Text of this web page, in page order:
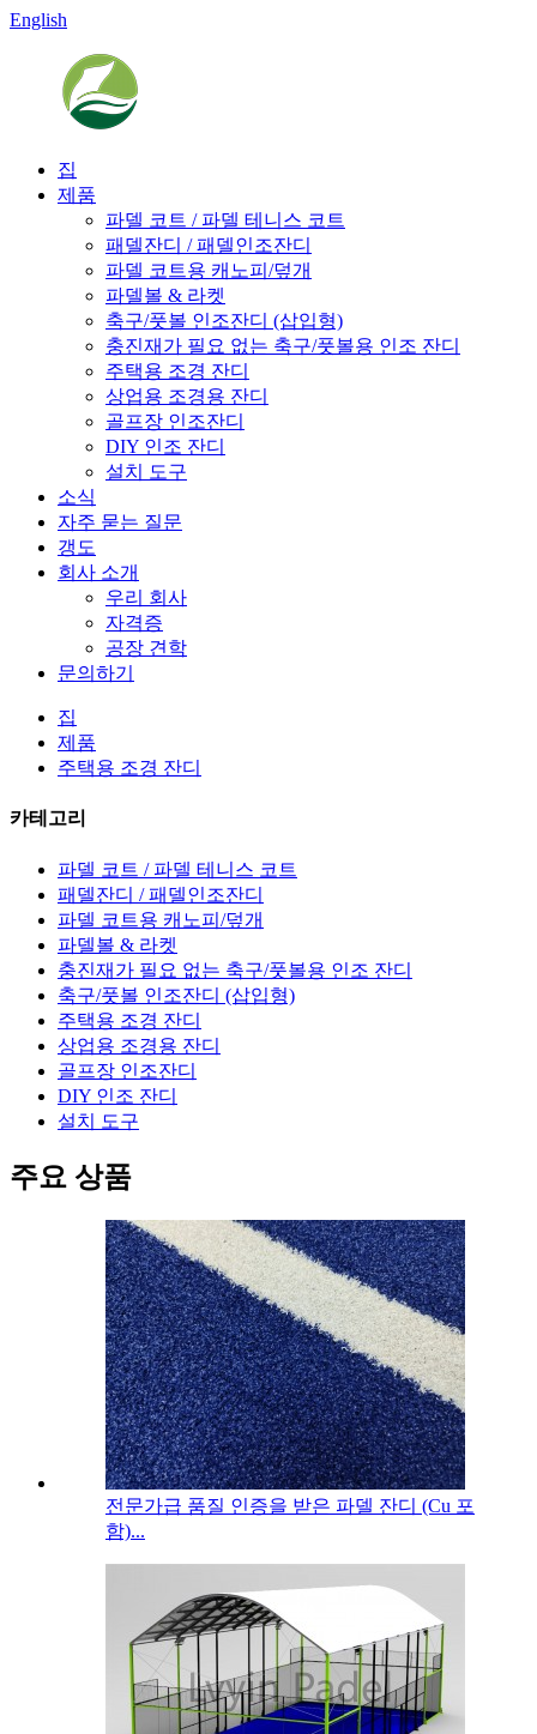
English
집
제품
파델 코트 / 파델 테니스 코트
패델잔디 / 패델인조잔디
파델 코트용 캐노피/덮개
파델볼 & 라켓
축구/풋볼 인조잔디 (삽입형)
충진재가 필요 없는 축구/풋볼용 인조 잔디
주택용 조경 잔디
상업용 조경용 잔디
골프장 인조잔디
DIY 인조 잔디
설치 도구
소식
자주 묻는 질문
갱도
회사 소개
우리 회사
자격증
공장 견학
문의하기
집
제품
주택용 조경 잔디
카테고리
파델 코트 / 파델 테니스 코트
패델잔디 / 패델인조잔디
파델 코트용 캐노피/덮개
파델볼 & 라켓
충진재가 필요 없는 축구/풋볼용 인조 잔디
축구/풋볼 인조잔디 (삽입형)
주택용 조경 잔디
상업용 조경용 잔디
골프장 인조잔디
DIY 인조 잔디
설치 도구
주요 상품
전문가급 품질 인증을 받은 파델 잔디 (Cu 포
함)...